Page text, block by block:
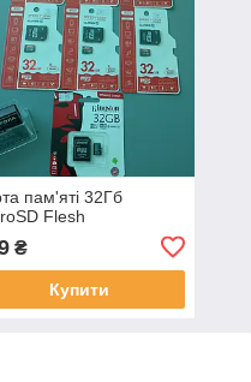
пам'яті 32Гб
Flesh
₴
Купити